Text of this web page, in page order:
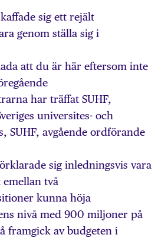
sig ett rejält
genom ställa sig i
att du är här eftersom inte
har träffat SUHF,
universites- och
SUHF, avgående ordförande
sig inledningsvis vara
två
kunna höja
nivå med 900 miljoner på
framgick av budgeten i